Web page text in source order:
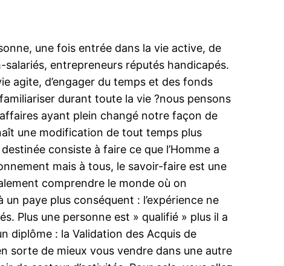
une fois entrée dans la vie active, de
salariés, entrepreneurs réputés handicapés.
agite, d’engager du temps et des fonds
durant toute la vie ?nous pensons
ayant plein changé notre façon de
une modification de tout temps plus
consiste à faire ce que l’Homme a
mais à tous, le savoir-faire est une
comprendre le monde où on
paye plus conséquent : l’expérience ne
Plus une personne est » qualifié » plus il a
diplôme : la Validation des Acquis de
sorte de mieux vous vendre dans une autre